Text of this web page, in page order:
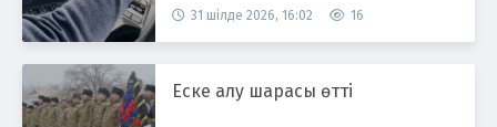
31 шілде 2026, 16:02 16
Еске алу шарасы өтті